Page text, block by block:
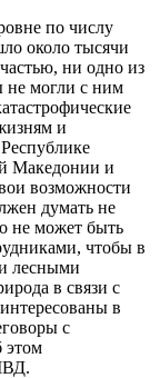
по числу
около тысячи
ни одно из
не могли с ним
и
Македонии и
возможности
думать не
не может быть
чтобы в
лесными
в связи с
в
с
этом